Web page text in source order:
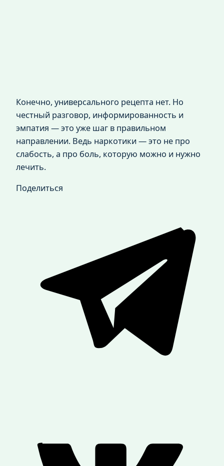
Конечно, универсального рецепта нет. Но
честный разговор, информированность и
эмпатия — это уже шаг в правильном
направлении. Ведь наркотики — это не про
слабость, а про боль, которую можно и нужно
лечить.
Поделиться